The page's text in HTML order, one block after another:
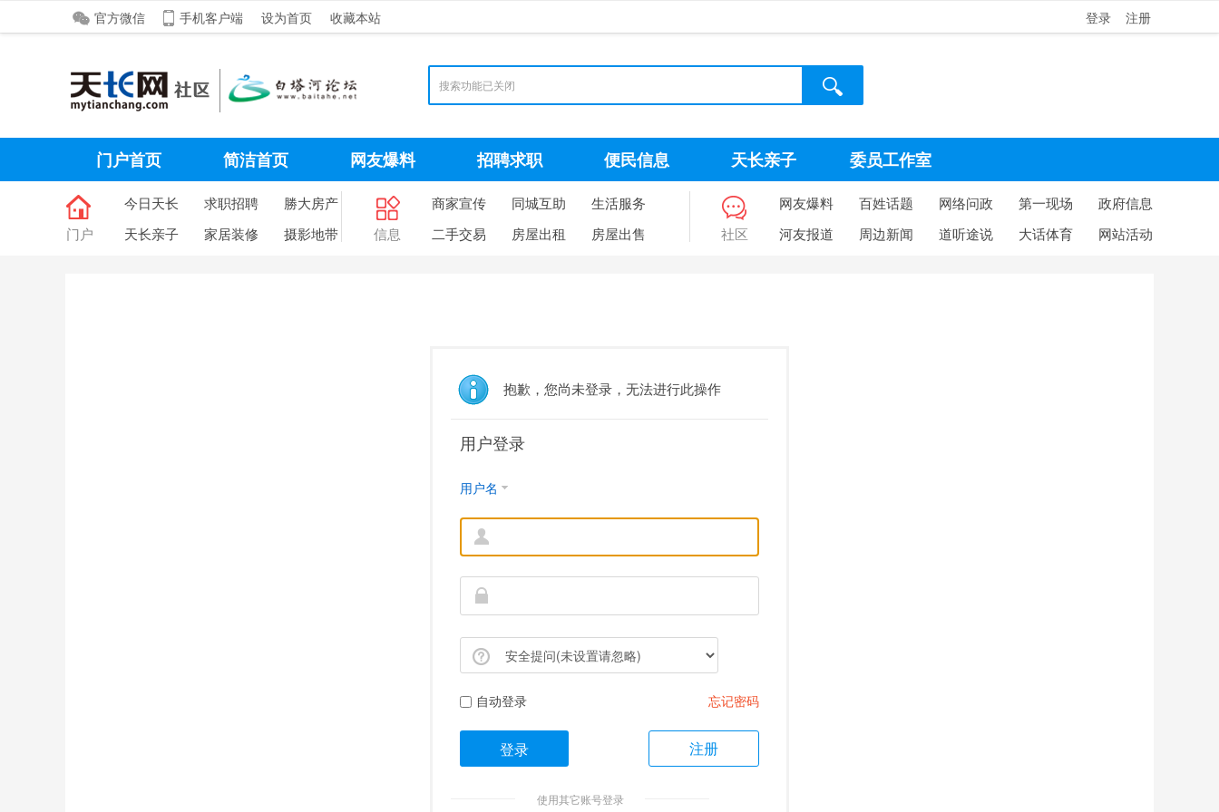
官方微信 手机客户端 设为首页 收藏本站 登录 注册
门户首页 简洁首页 网友爆料 招聘求职 便民信息 天长亲子 委员工作室
门户
今日天长 求职招聘
勝大房产
天长亲子
家居装修 摄影地带 信息
商家宣传 同城互助
生活服务
二手交易
房屋出租 房屋出售 社区
网友爆料 百姓话题 网络问政 第一现场
政府信息
河友报道
周边新闻 道听途说 大话体育 网站活动
抱歉，您尚未登录，无法进行此操作
用户登录
用户名
自动登录 忘记密码
登录 注册
使用其它账号登录